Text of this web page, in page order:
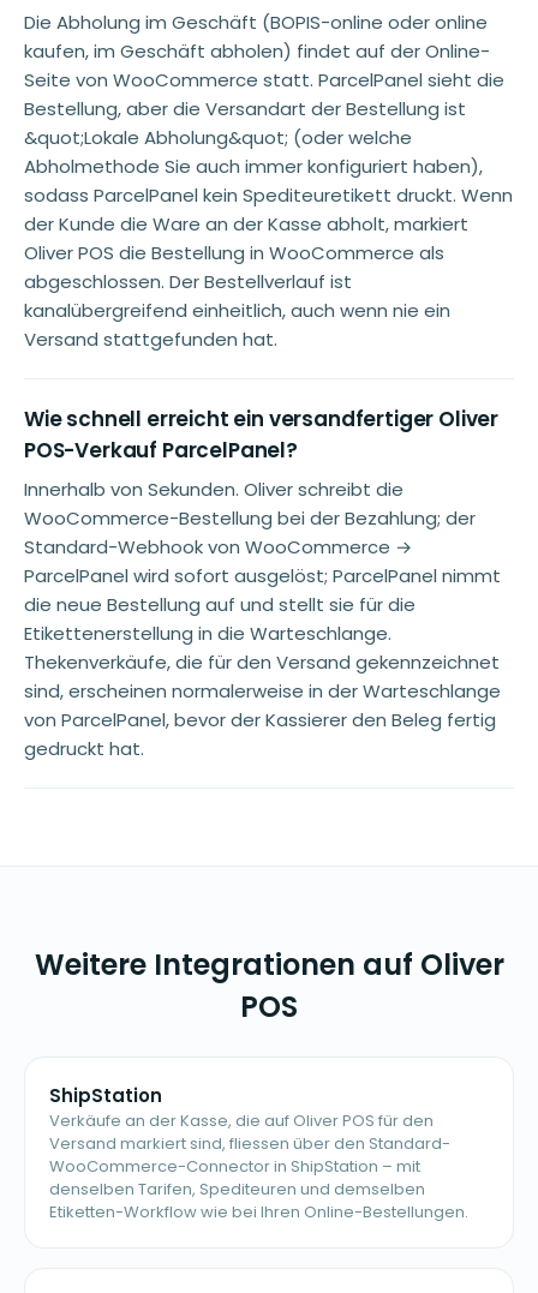
Die Abholung im Geschäft (BOPIS-online oder online
kaufen, im Geschäft abholen) findet auf der Online-
Seite von WooCommerce statt. ParcelPanel sieht die
Bestellung, aber die Versandart der Bestellung ist
&quot;Lokale Abholung&quot; (oder welche
Abholmethode Sie auch immer konfiguriert haben),
sodass ParcelPanel kein Spediteuretikett druckt. Wenn
der Kunde die Ware an der Kasse abholt, markiert
Oliver POS die Bestellung in WooCommerce als
abgeschlossen. Der Bestellverlauf ist
kanalübergreifend einheitlich, auch wenn nie ein
Versand stattgefunden hat.
Wie schnell erreicht ein versandfertiger Oliver
POS-Verkauf ParcelPanel?
Innerhalb von Sekunden. Oliver schreibt die
WooCommerce-Bestellung bei der Bezahlung; der
Standard-Webhook von WooCommerce →
ParcelPanel wird sofort ausgelöst; ParcelPanel nimmt
die neue Bestellung auf und stellt sie für die
Etikettenerstellung in die Warteschlange.
Thekenverkäufe, die für den Versand gekennzeichnet
sind, erscheinen normalerweise in der Warteschlange
von ParcelPanel, bevor der Kassierer den Beleg fertig
gedruckt hat.
Weitere Integrationen auf Oliver
POS
ShipStation
Verkäufe an der Kasse, die auf Oliver POS für den
Versand markiert sind, fliessen über den Standard-
WooCommerce-Connector in ShipStation – mit
denselben Tarifen, Spediteuren und demselben
Etiketten-Workflow wie bei Ihren Online-Bestellungen.